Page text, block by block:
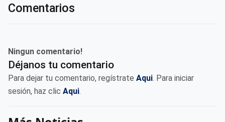
Comentarios
Ningun comentario!
Déjanos tu comentario
Para dejar tu comentario, regístrate Aqui. Para iniciar
sesión, haz clic Aqui.